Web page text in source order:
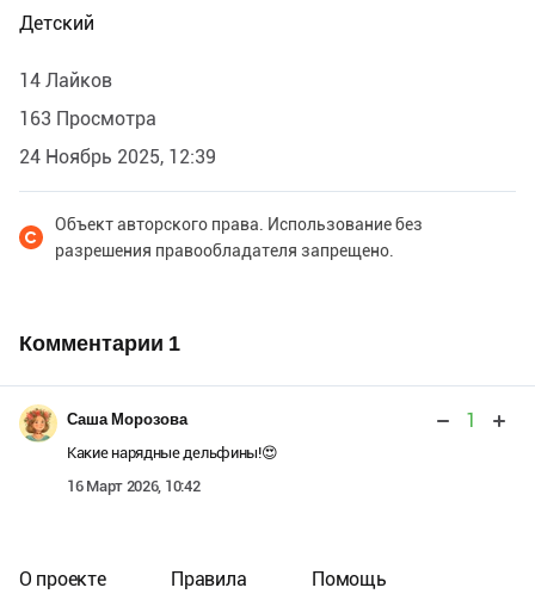
Детский
14 Лайков
163 Просмотра
24 Ноябрь 2025, 12:39
Объект авторского права. Использование без
разрешения правообладателя запрещено.
Комментарии 1
Саша Морозова 1
Какие нарядные дельфины!😍
16 Март 2026, 10:42
О проекте Правила Помощь